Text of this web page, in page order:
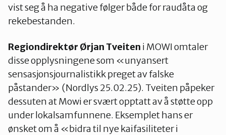
vist seg å ha negative følger både for raudåta og
rekebestanden.
Regiondirektør Ørjan Tveiten i MOWI omtaler
disse opplysningene som «unyansert
sensasjonsjournalistikk preget av falske
påstander» (Nordlys 25.02.25). Tveiten påpeker
dessuten at Mowi er svært opptatt av å støtte opp
under lokalsamfunnene. Eksemplet hans er
ønsket om å «bidra til nye kaifasiliteter i